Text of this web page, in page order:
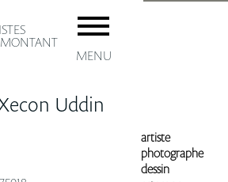
MENU
accueil
Uddin
artiste
photographe
dessin